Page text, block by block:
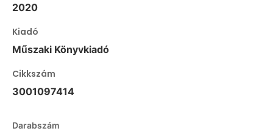
2020
Kiadó
Műszaki Könyvkiadó
Cikkszám
3001097414
Darabszám